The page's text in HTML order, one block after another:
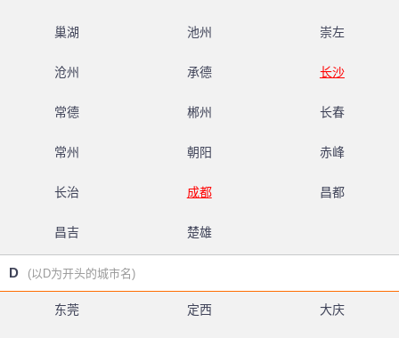
巢湖 池州 崇左
沧州 承德 长沙
常德 郴州 长春
常州 朝阳 赤峰
长治 成都 昌都
昌吉 楚雄
D (以D为开头的城市名)
东莞 定西 大庆